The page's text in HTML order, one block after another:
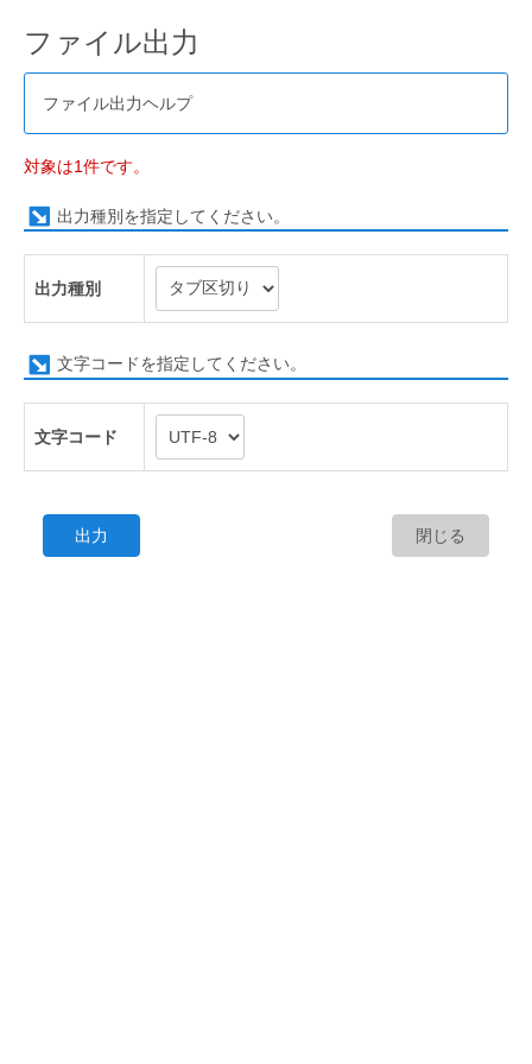
ファイル出力
ファイル出力ヘルプ
対象は1件です。
出力種別を指定してください。
出力種別
文字コードを指定してください。
文字コード